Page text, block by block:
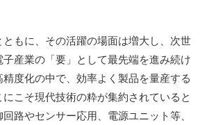
もに、その活躍の場面は増大し、次世
産業の「要」として最先端を進み続け
度化の中で、効率よく製品を量産する
こそ現代技術の粋が集約されていると
路やセンサー応用、電源ユニット等、